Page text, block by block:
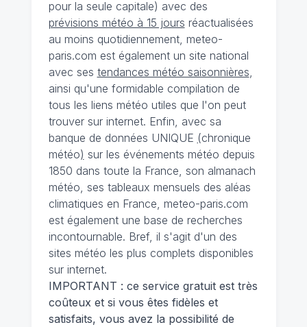
pour la seule capitale) avec des
prévisions météo à 15 jours réactualisées
au moins quotidiennement, meteo-
paris.com est également un site national
avec ses tendances météo saisonnières,
ainsi qu'une formidable compilation de
tous les liens météo utiles que l'on peut
trouver sur internet. Enfin, avec sa
banque de données UNIQUE (chronique
météo) sur les événements météo depuis
1850 dans toute la France, son almanach
météo, ses tableaux mensuels des aléas
climatiques en France, meteo-paris.com
est également une base de recherches
incontournable. Bref, il s'agit d'un des
sites météo les plus complets disponibles
sur internet.
IMPORTANT : ce service gratuit est très
coûteux et si vous êtes fidèles et
satisfaits, vous avez la possibilité de